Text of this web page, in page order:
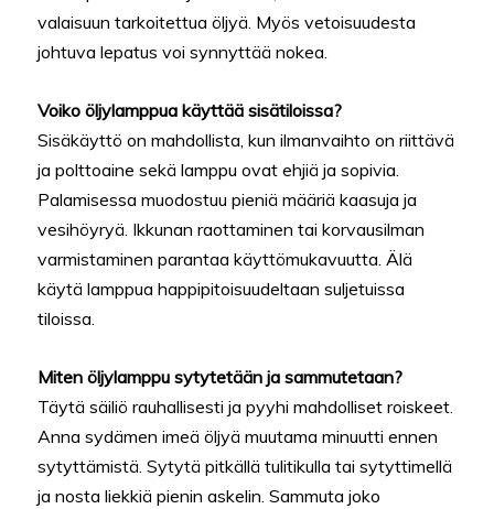
valaisuun tarkoitettua öljyä. Myös vetoisuudesta
johtuva lepatus voi synnyttää nokea.
Voiko öljylamppua käyttää sisätiloissa?
Sisäkäyttö on mahdollista, kun ilmanvaihto on riittävä
ja polttoaine sekä lamppu ovat ehjiä ja sopivia.
Palamisessa muodostuu pieniä määriä kaasuja ja
vesihöyryä. Ikkunan raottaminen tai korvausilman
varmistaminen parantaa käyttömukavuutta. Älä
käytä lamppua happipitoisuudeltaan suljetuissa
tiloissa.
Miten öljylamppu sytytetään ja sammutetaan?
Täytä säiliö rauhallisesti ja pyyhi mahdolliset roiskeet.
Anna sydämen imeä öljyä muutama minuutti ennen
sytyttämistä. Sytytä pitkällä tulitikulla tai sytyttimellä
ja nosta liekkiä pienin askelin. Sammuta joko